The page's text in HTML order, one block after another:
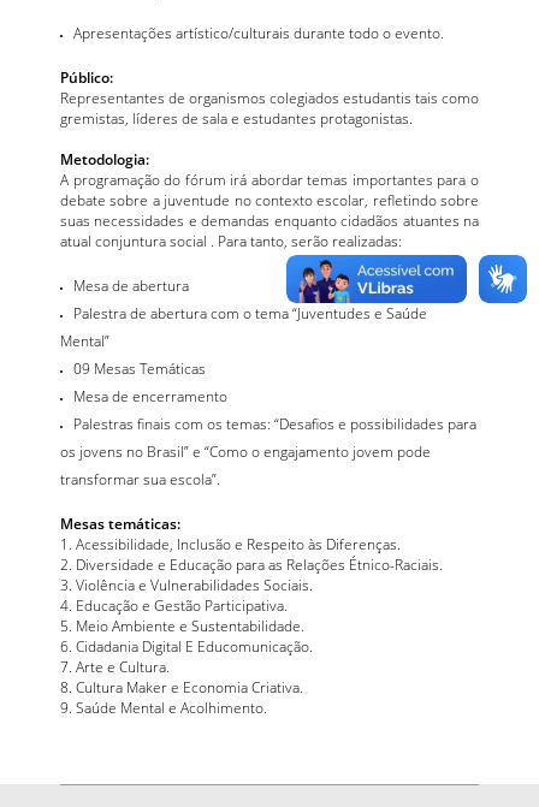
Apresentações artístico/culturais durante todo o evento.
Público:
Representantes de organismos colegiados estudantis tais como
gremistas, líderes de sala e estudantes protagonistas.
Metodologia:
A programação do fórum irá abordar temas importantes para o
debate sobre a juventude no contexto escolar, refletindo sobre
suas necessidades e demandas enquanto cidadãos atuantes na
atual conjuntura social . Para tanto, serão realizadas:
Mesa de abertura
Palestra de abertura com o tema “Juventudes e Saúde
Mental”
09 Mesas Temáticas
Mesa de encerramento
Palestras finais com os temas: “Desafios e possibilidades para
os jovens no Brasil” e “Como o engajamento jovem pode
transformar sua escola”.
Mesas temáticas:
1. Acessibilidade, Inclusão e Respeito às Diferenças.
2. Diversidade e Educação para as Relações Étnico-Raciais.
3. Violência e Vulnerabilidades Sociais.
4. Educação e Gestão Participativa.
5. Meio Ambiente e Sustentabilidade.
6. Cidadania Digital E Educomunicação.
7. Arte e Cultura.
8. Cultura Maker e Economia Criativa.
9. Saúde Mental e Acolhimento.